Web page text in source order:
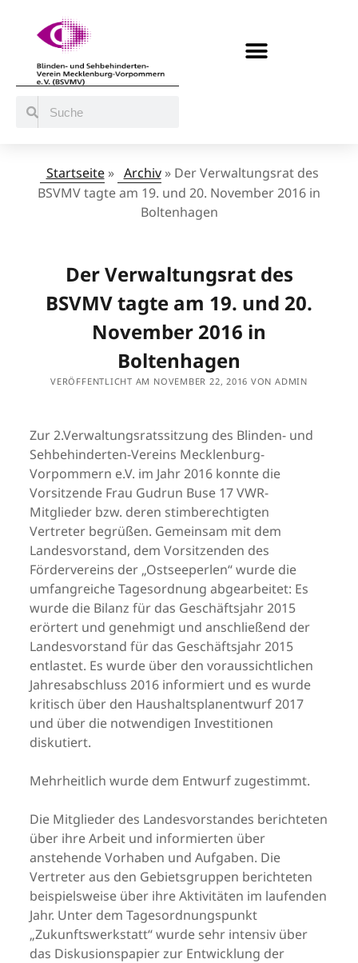
Startseite» Archiv» Der Verwaltungsrat des
BSVMV tagte am 19. und 20. November 2016 in
Boltenhagen
Der Verwaltungsrat des
BSVMV tagte am 19. und 20.
November 2016 in
Boltenhagen
VERÖFFENTLICHT AM NOVEMBER 22, 2016 VON ADMIN
Zur 2.Verwaltungsratssitzung des Blinden- und
Sehbehinderten-Vereins Mecklenburg-
Vorpommern e.V. im Jahr 2016 konnte die
Vorsitzende Frau Gudrun Buse 17 VWR-
Mitglieder bzw. deren stimberechtigten
Vertreter begrüßen. Gemeinsam mit dem
Landesvorstand, dem Vorsitzenden des
Fördervereins der „Ostseeperlen“ wurde die
umfangreiche Tagesordnung abgearbeitet: Es
wurde die Bilanz für das Geschäftsjahr 2015
erörtert und genehmigt und anschließend der
Landesvorstand für das Geschäftsjahr 2015
entlastet. Es wurde über den voraussichtlichen
Jahresabschluss 2016 informiert und es wurde
kritisch über den Haushaltsplanentwurf 2017
und über die notwendigen Investitionen
diskutiert.
Mehrheitlich wurde dem Entwurf zugestimmt.
Die Mitglieder des Landesvorstandes berichteten
über ihre Arbeit und informierten über
anstehende Vorhaben und Aufgaben. Die
Vertreter aus den Gebietsgruppen berichteten
beispielsweise über ihre Aktivitäten im laufenden
Jahr. Unter dem Tagesordnungspunkt
„Zukunftswerkstatt“ wurde sehr intensiv über
das Diskusionspapier zur Entwicklung der